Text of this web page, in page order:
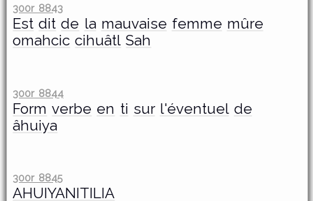
300r 8843
Est dit de la mauvaise femme mûre
omahcic cihuâtl Sah
300r 8844
Form verbe en ti sur l'éventuel de
âhuiya
300r 8845
AHUIYANITILIA